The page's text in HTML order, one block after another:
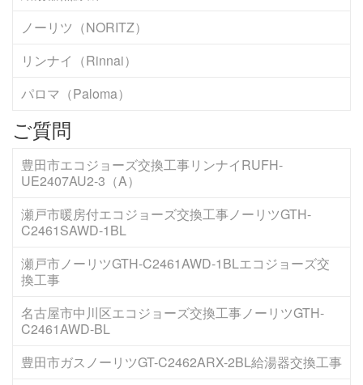
ノーリツ（NORITZ）
リンナイ（Rinnai）
パロマ（Paloma）
ご質問
豊田市エコジョーズ交換工事リンナイRUFH-
UE2407AU2-3（A）
瀬戸市暖房付エコジョーズ交換工事ノーリツGTH-
C2461SAWD-1BL
瀬戸市ノーリツGTH-C2461AWD-1BLエコジョーズ交
換工事
名古屋市中川区エコジョーズ交換工事ノーリツGTH-
C2461AWD-BL
豊田市ガスノーリツGT-C2462ARX-2BL給湯器交換工事